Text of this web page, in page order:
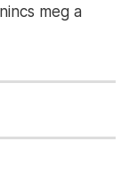
meg a